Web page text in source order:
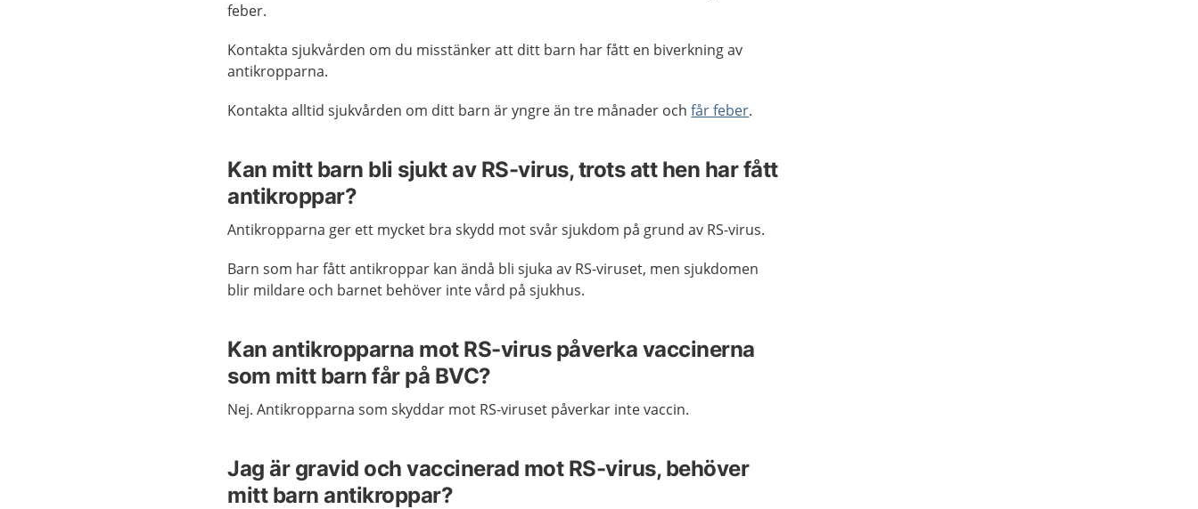
feber.
Kontakta sjukvården om du misstänker att ditt barn har fått en biverkning av
antikropparna.
Kontakta alltid sjukvården om ditt barn är yngre än tre månader ochfår feber.
Kan mitt barn bli sjukt av RS-virus, trots att hen har fått
antikroppar?
Antikropparna ger ett mycket bra skydd mot svår sjukdom på grund av RS-virus.
Barn som har fått antikroppar kan ändå bli sjuka av RS-viruset, men sjukdomen
blir mildare och barnet behöver inte vård på sjukhus.
Kan antikropparna mot RS-virus påverka vaccinerna
som mitt barn får på BVC?
Nej. Antikropparna som skyddar mot RS-viruset påverkar inte vaccin.
Jag är gravid och vaccinerad mot RS-virus, behöver
mitt barn antikroppar?